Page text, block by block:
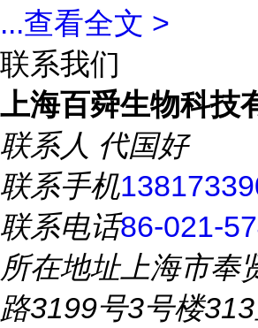
...查看全文 >
联系我们
上海百舜生物科技
联系人 代国好
联系手机
联系电话86-021-
所在地址上海市奉
路3199号3号楼